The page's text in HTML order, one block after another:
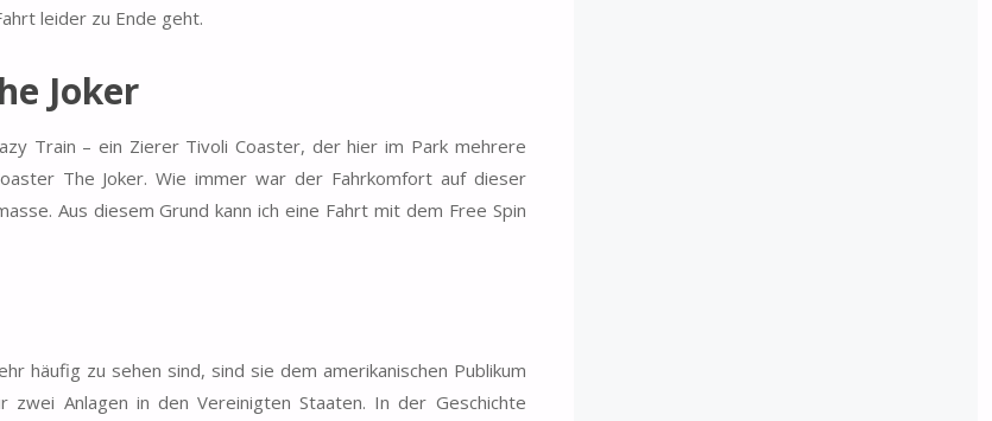
leider zu Ende geht.
Joker
Train – ein Zierer Tivoli Coaster, der hier im Park mehrere
The Joker. Wie immer war der Fahrkomfort auf dieser
Aus diesem Grund kann ich eine Fahrt mit dem Free Spin
häufig zu sehen sind, sind sie dem amerikanischen Publikum
zwei Anlagen in den Vereinigten Staaten. In der Geschichte